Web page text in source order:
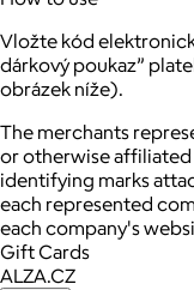
Vložte kód
dárkový poukaz”
obrázek níže).
The merchants
or otherwise
identifying marks
each represented
each company's
Gift Cards
ALZA.CZ